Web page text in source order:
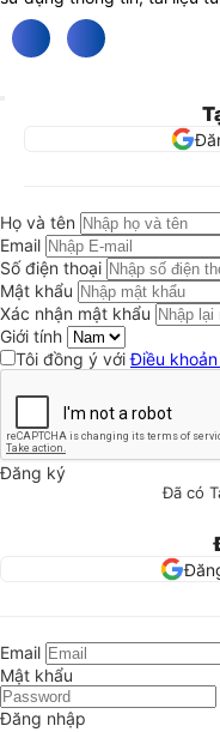
Họ và tên
Email
Số điện thoại
Mật khẩu
Xác nhận mật khẩu
Giới tính
Tôi đồng ý vớiĐiều
Đăng ký
Đã có
Email
Mật khẩu
Đăng nhập